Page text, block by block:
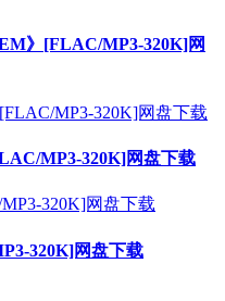
》[FLAC/MP3-320K]网
MP3-320K]网盘下载
320K]网盘下载